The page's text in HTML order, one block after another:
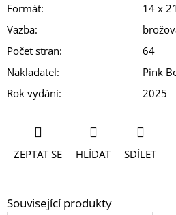
Formát:
14 x
Vazba:
Počet stran:
64
Nakladatel:
Pink
Rok vydání: 2025
ZEPTAT SE HLÍDAT SDÍLET